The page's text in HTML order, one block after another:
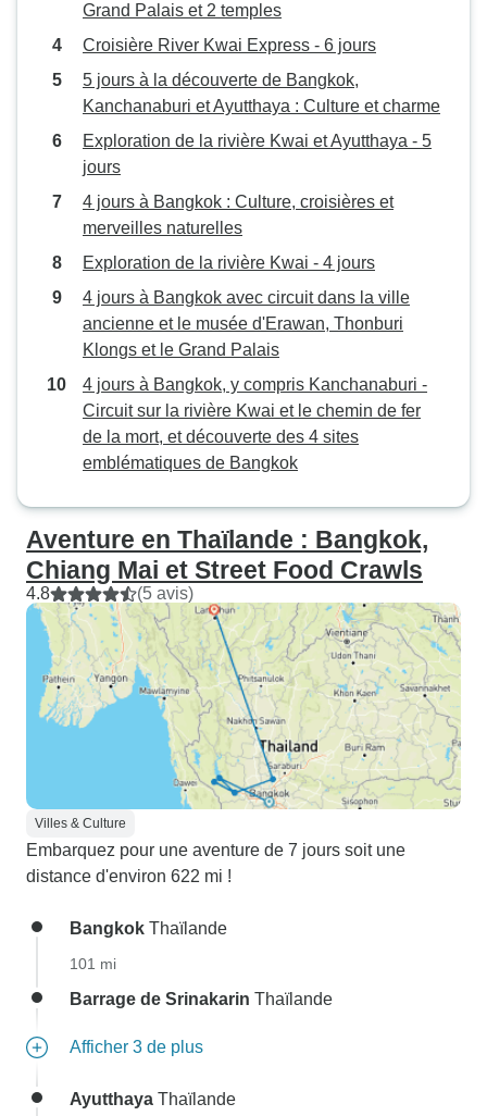
Grand Palais et 2 temples
Croisière River Kwai Express - 6 jours
5 jours à la découverte de Bangkok,
Kanchanaburi et Ayutthaya : Culture et charme
Exploration de la rivière Kwai et Ayutthaya - 5
jours
4 jours à Bangkok : Culture, croisières et
merveilles naturelles
Exploration de la rivière Kwai - 4 jours
4 jours à Bangkok avec circuit dans la ville
ancienne et le musée d'Erawan, Thonburi
Klongs et le Grand Palais
4 jours à Bangkok, y compris Kanchanaburi -
Circuit sur la rivière Kwai et le chemin de fer
de la mort, et découverte des 4 sites
emblématiques de Bangkok
Aventure en Thaïlande : Bangkok,
Chiang Mai et Street Food Crawls
4.8 (5 avis)
Villes & Culture
Embarquez pour une aventure de 7 jours soit une
distance d'environ 622 mi !
Bangkok Thaïlande
101 mi
Barrage de Srinakarin Thaïlande
Afficher 3 de plus
Ayutthaya Thaïlande